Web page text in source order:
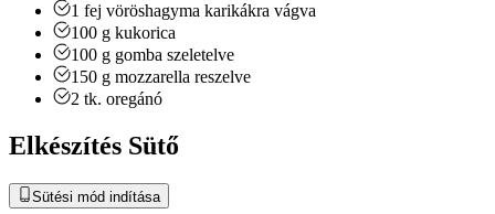
1 fej vöröshagyma karikákra vágva
100 g kukorica
100 g gomba szeletelve
150 g mozzarella reszelve
2 tk. oregánó
Elkészítés Sütő
Sütési mód indítása